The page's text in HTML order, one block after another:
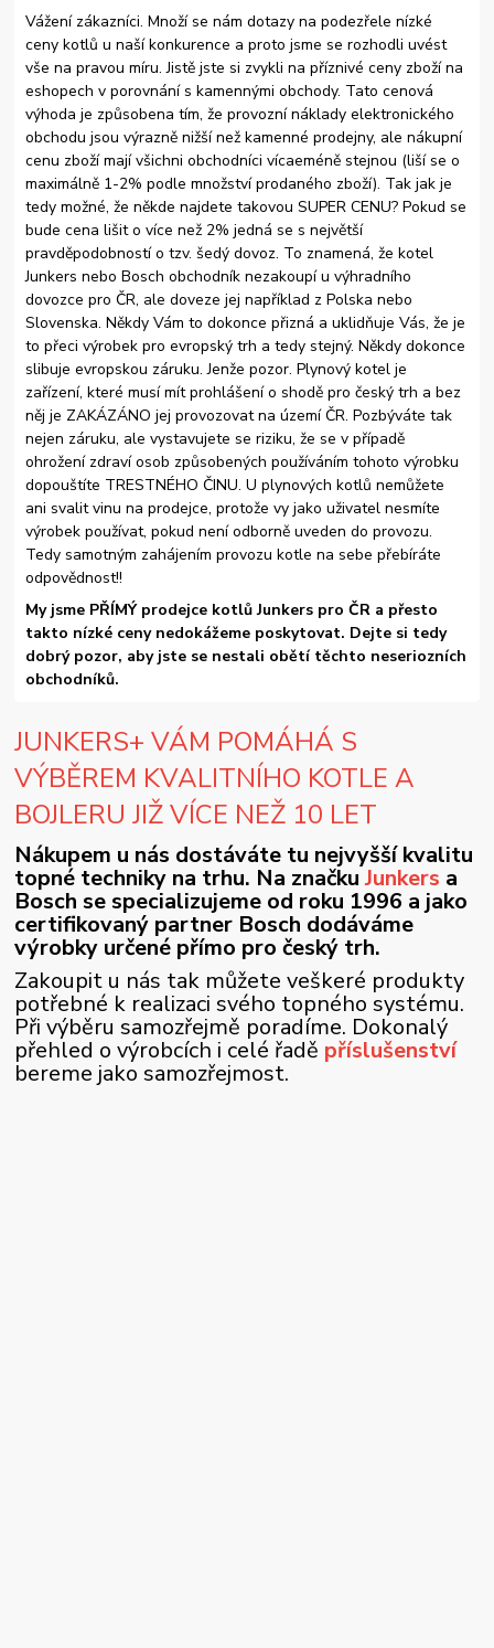
Vážení zákazníci. Množí se nám dotazy na podezřele nízké
ceny kotlů u naší konkurence a proto jsme se rozhodli uvést
vše na pravou míru. Jistě jste si zvykli na příznivé ceny zboží na
eshopech v porovnání s kamennými obchody. Tato cenová
výhoda je způsobena tím, že provozní náklady elektronického
obchodu jsou výrazně nižší než kamenné prodejny, ale nákupní
cenu zboží mají všichni obchodníci vícaeméně stejnou (liší se o
maximálně 1-2% podle množství prodaného zboží). Tak jak je
tedy možné, že někde najdete takovou SUPER CENU? Pokud se
bude cena lišit o více než 2% jedná se s největší
pravděpodobností o tzv. šedý dovoz. To znamená, že kotel
Junkers nebo Bosch obchodník nezakoupí u výhradního
dovozce pro ČR, ale doveze jej například z Polska nebo
Slovenska. Někdy Vám to dokonce přizná a uklidňuje Vás, že je
to přeci výrobek pro evropský trh a tedy stejný. Někdy dokonce
slibuje evropskou záruku. Jenže pozor. Plynový kotel je
zařízení, které musí mít prohlášení o shodě pro český trh a bez
něj je ZAKÁZÁNO jej provozovat na území ČR. Pozbýváte tak
nejen záruku, ale vystavujete se riziku, že se v případě
ohrožení zdraví osob způsobených používáním tohoto výrobku
dopouštíte TRESTNÉHO ČINU. U plynových kotlů nemůžete
ani svalit vinu na prodejce, protože vy jako uživatel nesmíte
výrobek používat, pokud není odborně uveden do provozu.
Tedy samotným zahájením provozu kotle na sebe přebíráte
odpovědnost!!
My jsme PŘÍMÝ prodejce kotlů Junkers pro ČR a přesto
takto nízké ceny nedokážeme poskytovat. Dejte si tedy
dobrý pozor, aby jste se nestali obětí těchto neseriozních
obchodníků.
JUNKERS+ VÁM POMÁHÁ S
VÝBĚREM KVALITNÍHO KOTLE A
BOJLERU JIŽ VÍCE NEŽ 10 LET
Nákupem u nás dostáváte tu nejvyšší kvalitu
topné techniky na trhu. Na značkuJunkers a
Bosch se specializujeme od roku 1996 a jako
certifikovaný partner Bosch dodáváme
výrobky určené přímo pro český trh.
Zakoupit u nás tak můžete veškeré produkty
potřebné k realizaci svého topného systému.
Při výběru samozřejmě poradíme. Dokonalý
přehled o výrobcích i celé řadě příslušenství
bereme jako samozřejmost.